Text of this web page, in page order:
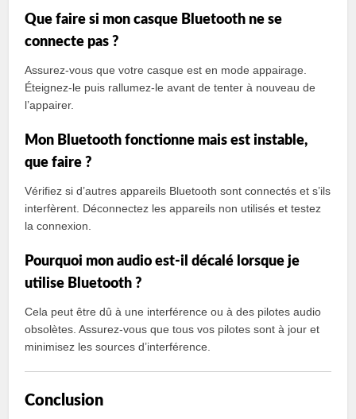
Que faire si mon casque Bluetooth ne se
connecte pas ?
Assurez-vous que votre casque est en mode appairage.
Éteignez-le puis rallumez-le avant de tenter à nouveau de
l’appairer.
Mon Bluetooth fonctionne mais est instable,
que faire ?
Vérifiez si d’autres appareils Bluetooth sont connectés et s’ils
interfèrent. Déconnectez les appareils non utilisés et testez
la connexion.
Pourquoi mon audio est-il décalé lorsque je
utilise Bluetooth ?
Cela peut être dû à une interférence ou à des pilotes audio
obsolètes. Assurez-vous que tous vos pilotes sont à jour et
minimisez les sources d’interférence.
Conclusion